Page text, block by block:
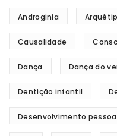
Androginia
Causalidade
Dança Dança do
Dentição infantil
Desenvolvimento